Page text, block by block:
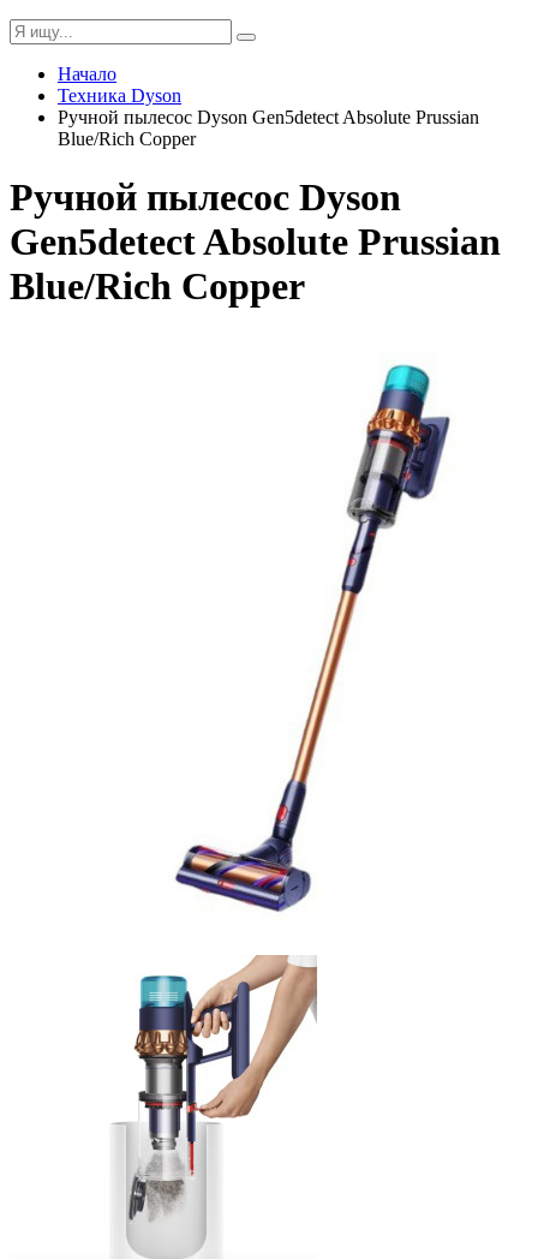
Начало
Техника Dyson
Ручной пылесос Dyson Gen5detect Absolute Prussian
Blue/Rich Copper
Ручной пылесос Dyson
Gen5detect Absolute Prussian
Blue/Rich Copper